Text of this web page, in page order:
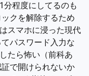
分程度にしてるのも
クを解除するため
スマホに浸った現代
パスワード入力な
たら怖い（前科あ
で開けられないか